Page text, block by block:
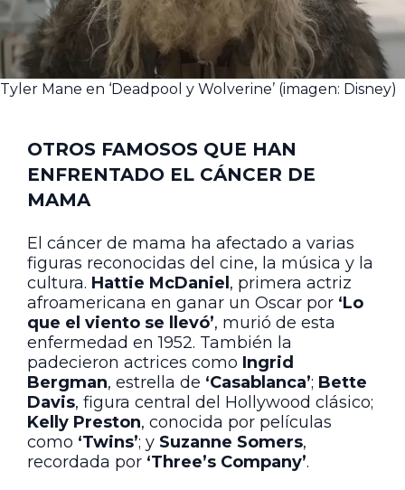
Tyler Mane en ‘Deadpool y Wolverine’ (imagen: Disney)
OTROS FAMOSOS QUE HAN
ENFRENTADO EL CÁNCER DE
MAMA
El cáncer de mama ha afectado a varias
figuras reconocidas del cine, la música y la
cultura. Hattie McDaniel, primera actriz
afroamericana en ganar un Oscar por ‘Lo
que el viento se llevó’, murió de esta
enfermedad en 1952. También la
padecieron actrices como Ingrid
Bergman, estrella de ‘Casablanca’; Bette
Davis, figura central del Hollywood clásico;
Kelly Preston, conocida por películas
como ‘Twins’; y Suzanne Somers,
recordada por ‘Three’s Company’.